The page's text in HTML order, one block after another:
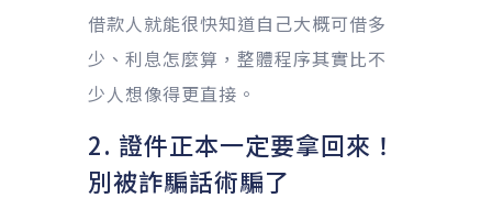
借款人就能很快知道自己大概可借多
少、利息怎麼算，整體程序其實比不
少人想像得更直接。
2. 證件正本一定要拿回來！
別被詐騙話術騙了